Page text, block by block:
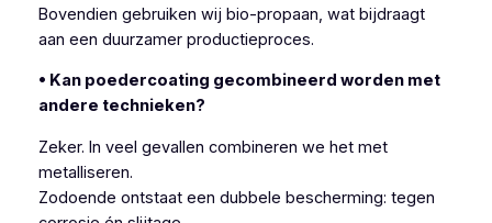
Bovendien gebruiken wij bio-propaan, wat bijdraagt
aan een duurzamer productieproces.
• Kan poedercoating gecombineerd worden met
andere technieken?
Zeker. In veel gevallen combineren we het met
metalliseren.
Zodoende ontstaat een dubbele bescherming: tegen